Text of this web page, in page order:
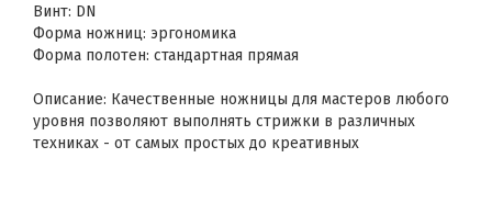
Винт: DN
Форма ножниц: эргономика
Форма полотен: стандартная прямая
Описание: Качественные ножницы для мастеров любого
уровня позволяют выполнять стрижки в различных
техниках - от самых простых до креативных